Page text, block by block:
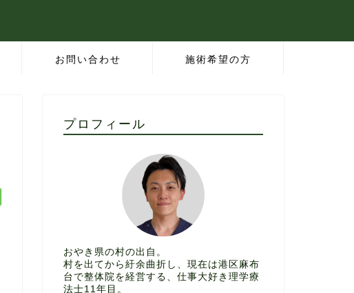
お問い合わせ 施術希望の方
プロフィール
おやき県の村の出自。
村を出てから紆余曲折し、現在は港区麻布
台で整体院を経営する、仕事大好き理学療
法士11年目。